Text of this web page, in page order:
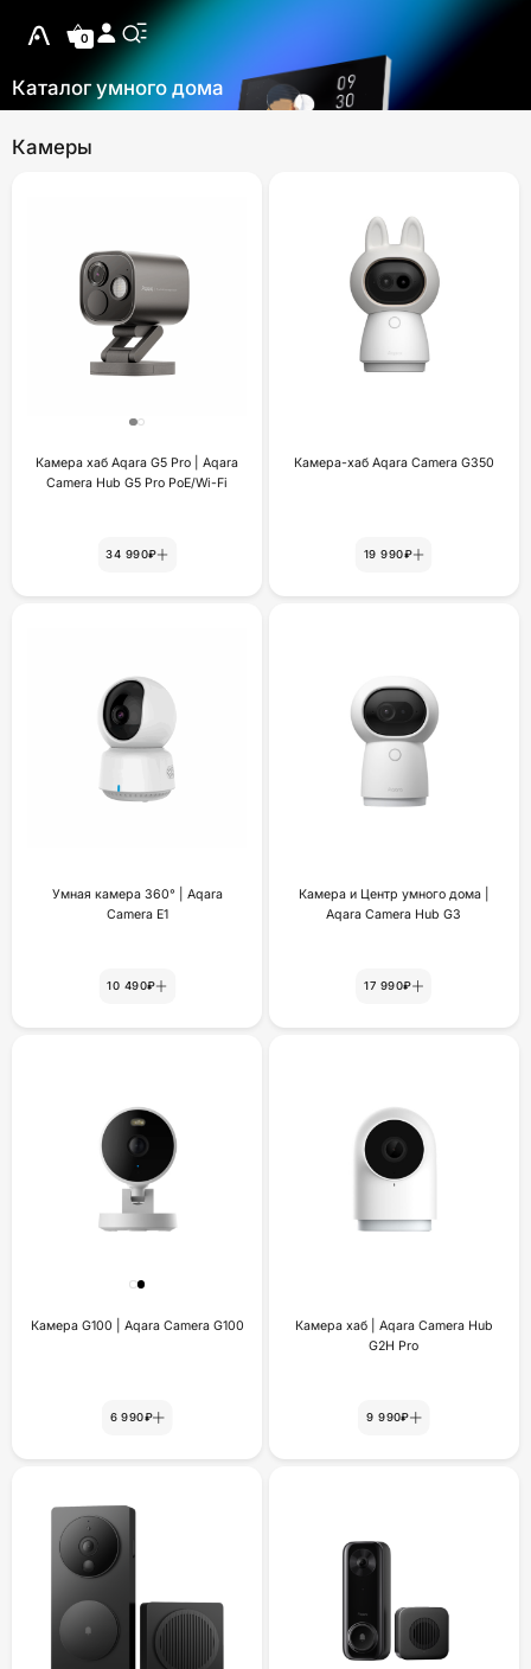
0
Каталог умного дома
Камеры
Камера хаб Aqara G5 Pro | Aqara
Camera Hub G5 Pro PoE/Wi-Fi
34 990₽
Камера-хаб Aqara Camera G350
19 990₽
Умная камера 360° | Aqara
Camera E1
10 490₽
Камера и Центр умного дома |
Aqara Camera Hub G3
17 990₽
Камера G100 | Aqara Camera G100
6 990₽
Камера хаб | Aqara Camera Hub
G2H Pro
9 990₽